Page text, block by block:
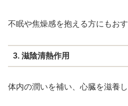
不眠や焦燥感を抱える方にもおす
3. 滋陰清熱作用
体内の潤いを補い、心臓を滋養し